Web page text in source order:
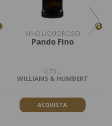
S
VINO LIQUOROSO
Pando Fino
0,75 L
WILLIAMS & HUMBERT
ACQUISTA